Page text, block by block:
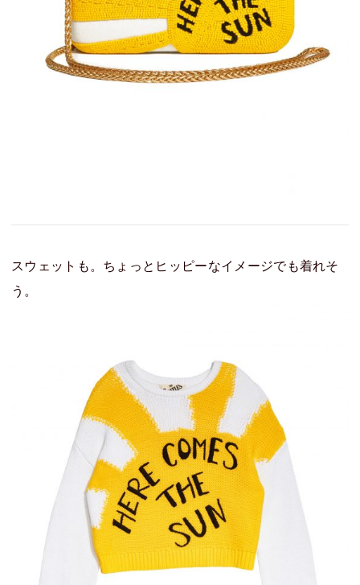
スウェットも。ちょっとヒッピーなイメージでも着れそ
う。